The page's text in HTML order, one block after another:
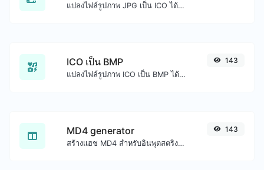
แปลงไฟล์รูปภาพ JPG เป็น ICO ได้อย่างง่ายดาย
ICO เป็น BMP
แปลงไฟล์รูปภาพ ICO เป็น BMP ได้อย่างง่ายดาย
143
MD4 generator
สร้างแฮช MD4 สำหรับอินพุตสตริงใดๆ
143